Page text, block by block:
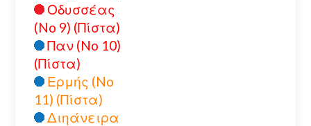
Οδυσσέας
(No 9) (Πίστα)
Παν (No 10)
(Πίστα)
Ερμής (No
11) (Πίστα)
Διηάνειρα